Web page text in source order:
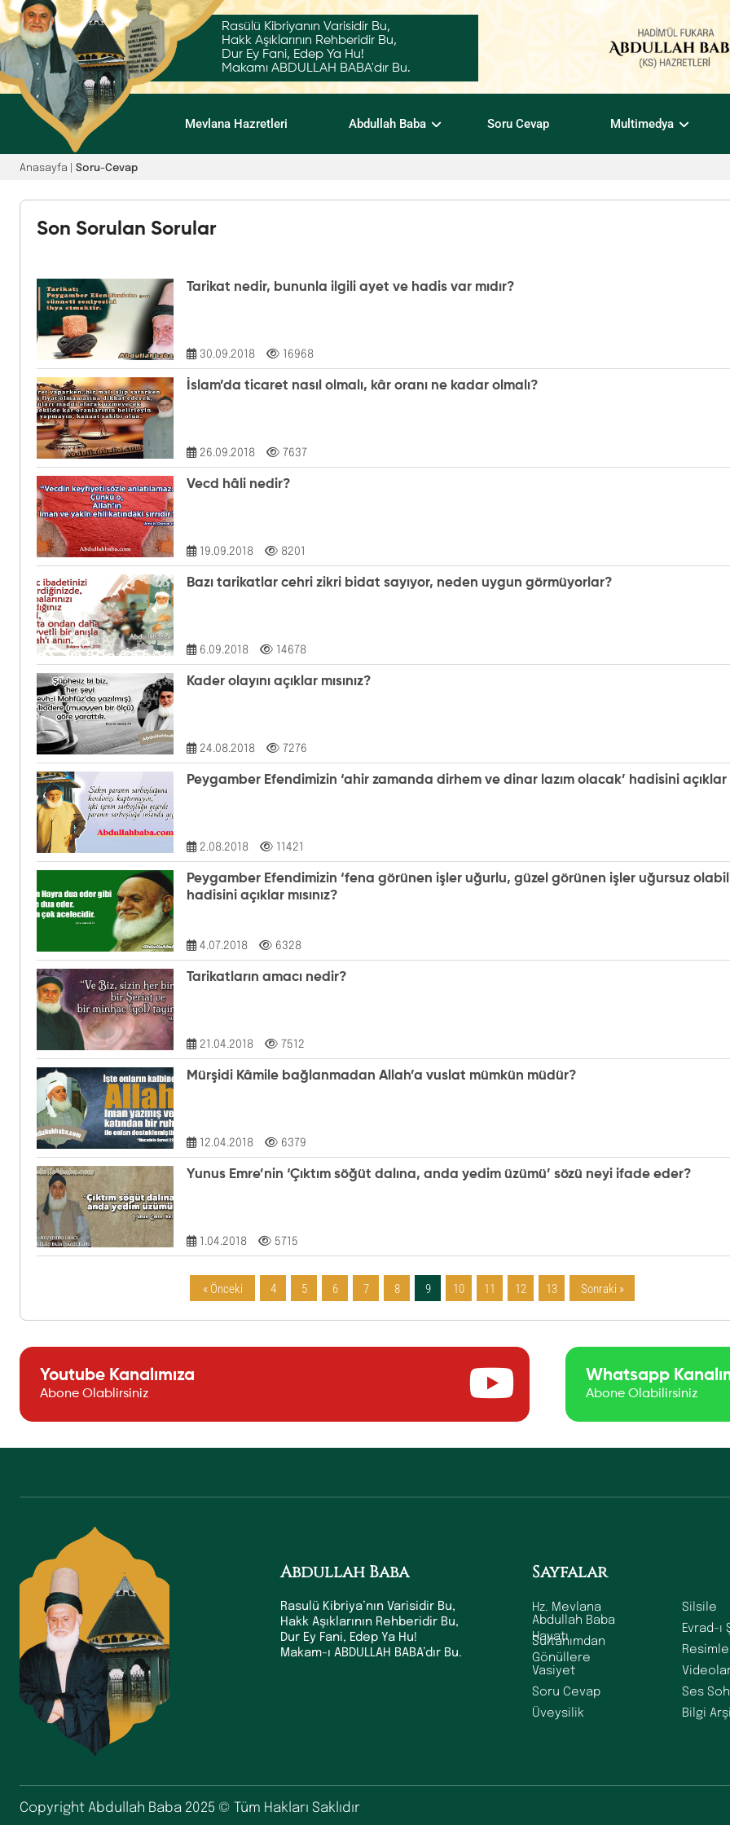
Rasülü Kibriyanın Varisidir Bu,
Hakk Aşıklarının Rehberidir Bu,
Dur Ey Fani, Edep Ya Hu!
Makamı ABDULLAH BABA'dır Bu.
Mevlana Hazretleri Abdullah Baba Soru Cevap Multimedya
Anasayfa | Soru-Cevap
Son Sorulan Sorular
Tarikat nedir, bununla ilgili ayet ve hadis var mıdır?
30.09.2018 16968
İslam’da ticaret nasıl olmalı, kâr oranı ne kadar olmalı?
26.09.2018 7637
Vecd hâli nedir?
19.09.2018 8201
Bazı tarikatlar cehri zikri bidat sayıyor, neden uygun görmüyorlar?
6.09.2018 14678
Kader olayını açıklar mısınız?
24.08.2018 7276
Peygamber Efendimizin ‘ahir zamanda dirhem ve dinar lazım olacak’ hadisini açıklar
2.08.2018 11421
Peygamber Efendimizin ‘fena görünen işler uğurlu, güzel görünen işler uğursuz
hadisini açıklar mısınız?
4.07.2018 6328
Tarikatların amacı nedir?
21.04.2018 7512
Mürşidi Kâmile bağlanmadan Allah’a vuslat mümkün müdür?
12.04.2018 6379
Yunus Emre’nin ‘Çıktım söğüt dalına, anda yedim üzümü’ sözü neyi ifade eder?
1.04.2018 5715
« Önceki 4 5 6 7 8 9 10 11 12 13 Sonraki »
Youtube Kanalımıza
Abone Olablirsiniz
Whatsapp
Abone Olabilirsiniz
Abdullah Baba
Rasulü Kibriya’nın Varisidir Bu,
Hakk Aşıklarının Rehberidir Bu,
Dur Ey Fani, Edep Ya Hu!
Makam-ı ABDULLAH BABA’dır Bu.
Sayfalar
Hz. Mevlana
Abdullah Baba
Hayatı
Sultanımdan
Gönüllere
Vasiyet
Soru Cevap
Üveysilik
Silsile
Evrad-ı
Ses
Bilgi
Copyright Abdullah Baba 2025 © Tüm Hakları Saklıdır